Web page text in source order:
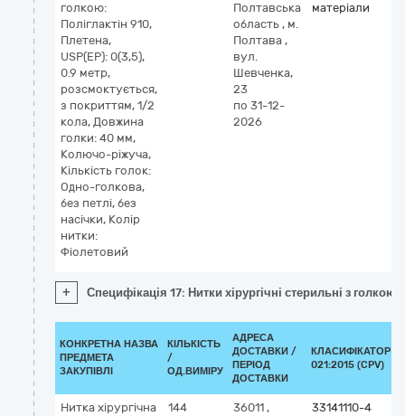
голкою:
Поліглактін 910,
Плетена,
USP(EP): 0(3,5),
0.9 метр,
розсмоктується,
з покриттям, 1/2
кола, Довжина
голки: 40 мм,
Колючо-ріжуча,
Кількість голок:
Одно-голкова,
без петлі, без
насічки, Колір
нитки:
Фіолетовий
Полтавська
область , м.
Полтава ,
вул.
Шевченка,
23
по 31-12-
2026
матеріали
+ Специфікація 17: Нитки хірургічні стерильні з
КОНКРЕТНА НАЗВА
ПРЕДМЕТА
ЗАКУПІВЛІ
КІЛЬКІСТЬ
/
ОД.ВИМІРУ
АДРЕСА
ДОСТАВКИ /
ПЕРІОД
ДОСТАВКИ
КЛАСИФІКАТОР
021:2015 (CPV)
Нитка хірургічна
144
36011 ,
33141110-4